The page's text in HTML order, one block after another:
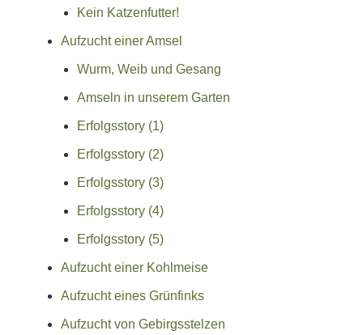
Kein Katzenfutter!
Aufzucht einer Amsel
Wurm, Weib und Gesang
Amseln in unserem Garten
Erfolgsstory (1)
Erfolgsstory (2)
Erfolgsstory (3)
Erfolgsstory (4)
Erfolgsstory (5)
Aufzucht einer Kohlmeise
Aufzucht eines Grünfinks
Aufzucht von Gebirgsstelzen